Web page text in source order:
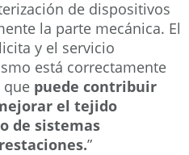
de dispositivos
la parte mecánica. El
y el servicio
está correctamente
que puede contribuir
el tejido
de sistemas
”